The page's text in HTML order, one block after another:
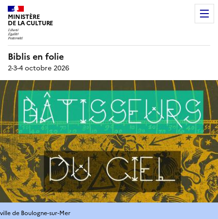
MINISTÈRE
DE LA CULTURE
Biblis en folie
2-3-4 octobre 2026
ville de Boulogne-sur-Mer